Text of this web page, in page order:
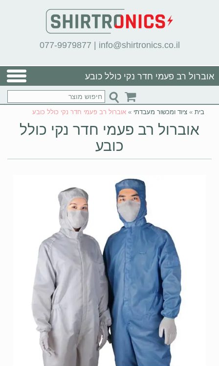
077-9979877 | info@shirtronics.co.il
אוברול רב פעמי חדר נקי כולל כובע
בית » ציוד ומכשור מעבדתי » אוברול רב פעמי חדר נקי כולל כובע
אוברול רב פעמי חדר נקי כולל
כובע